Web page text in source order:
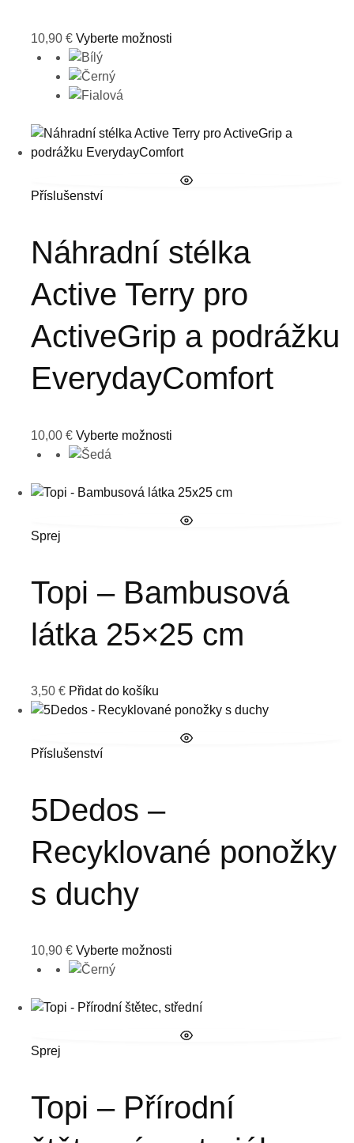
10,90 € Vyberte možnosti
Příslušenství
Náhradní stélka
Active Terry pro
ActiveGrip a podrážku
EverydayComfort
10,00 € Vyberte možnosti
Sprej
Topi – Bambusová
látka 25×25 cm
3,50 € Přidat do košíku
Příslušenství
5Dedos –
Recyklované ponožky
s duchy
10,90 € Vyberte možnosti
Sprej
Topi – Přírodní